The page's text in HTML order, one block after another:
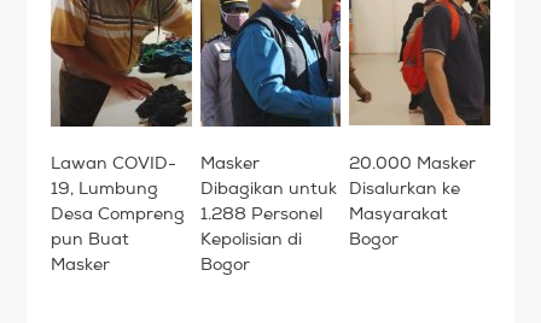
Lawan COVID-
19, Lumbung
Desa Compreng
pun Buat
Masker
Masker
Dibagikan untuk
1.288 Personel
Kepolisian di
Bogor
20.000 Masker
Disalurkan ke
Masyarakat
Bogor